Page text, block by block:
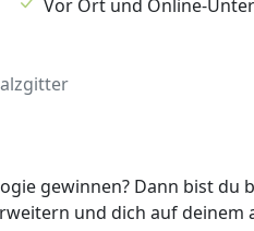
Vor Ort und Online-
gewinnen? Dann bist du
und dich auf deinem